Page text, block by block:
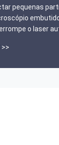
pequenas
o laser
Pequeno e
>>